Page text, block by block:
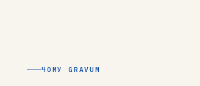
ЧОМУ GRAVUM